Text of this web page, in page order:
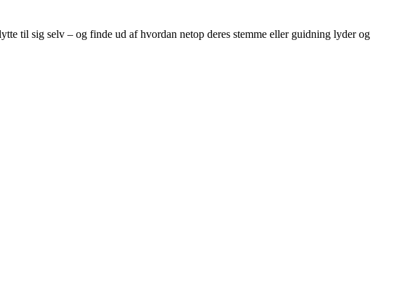
til sig selv – og finde ud af hvordan netop deres stemme eller guidning lyder og